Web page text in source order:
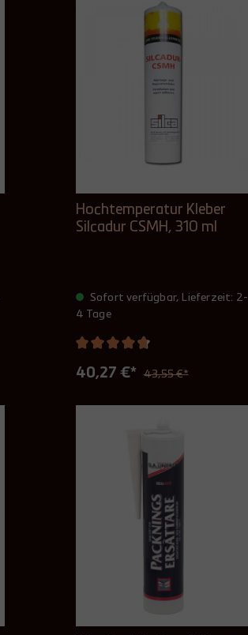
Hochtemperatur Kleber
Silcadur CSMH, 310 ml
Sofort verfügbar, Lieferzeit: 2-
4 Tage
40,27 €* 43,55 €*